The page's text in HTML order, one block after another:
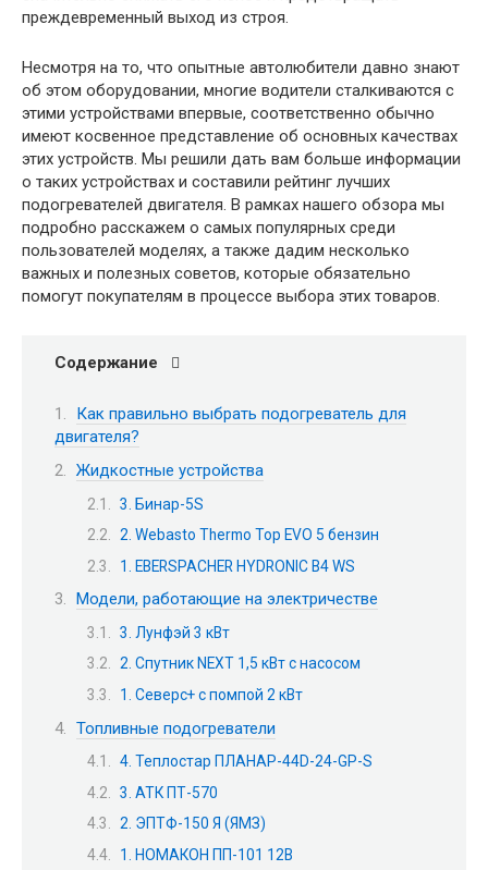
преждевременный выход из строя.
Несмотря на то, что опытные автолюбители давно знают
об этом оборудовании, многие водители сталкиваются с
этими устройствами впервые, соответственно обычно
имеют косвенное представление об основных качествах
этих устройств. Мы решили дать вам больше информации
о таких устройствах и составили рейтинг лучших
подогревателей двигателя. В рамках нашего обзора мы
подробно расскажем о самых популярных среди
пользователей моделях, а также дадим несколько
важных и полезных советов, которые обязательно
помогут покупателям в процессе выбора этих товаров.
Содержание
Как правильно выбрать подогреватель для
двигателя?
Жидкостные устройства
3. Бинар-5S
2. Webasto Thermo Top EVO 5 бензин
1. EBERSPACHER HYDRONIC B4 WS
Модели, работающие на электричестве
3. Лунфэй 3 кВт
2. Спутник NEXT 1,5 кВт с насосом
1. Северс+ с помпой 2 кВт
Топливные подогреватели
4. Теплостар ПЛАНАР-44D-24-GP-S
3. АТК ПТ-570
2. ЭПТФ-150 Я (ЯМЗ)
1. НОМАКОН ПП-101 12В